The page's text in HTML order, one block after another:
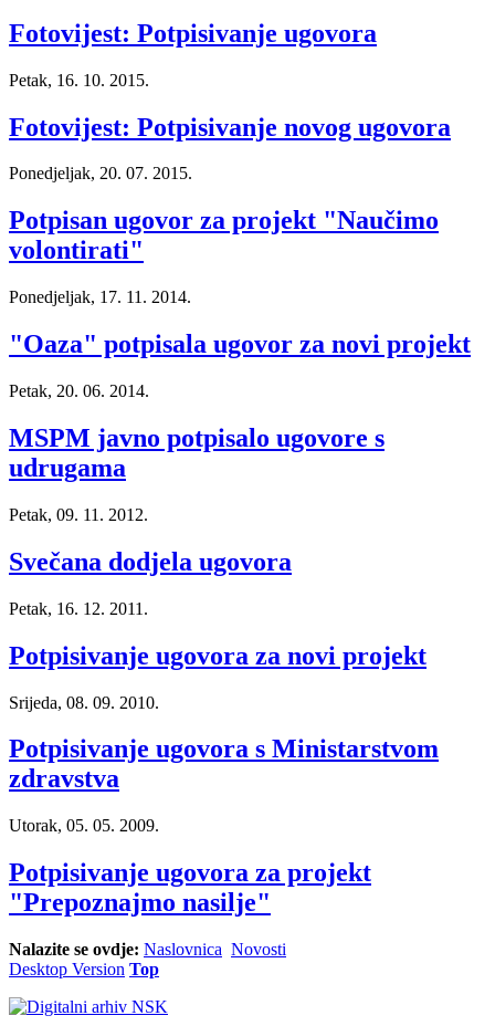
Fotovijest: Potpisivanje ugovora
Petak, 16. 10. 2015.
Fotovijest: Potpisivanje novog ugovora
Ponedjeljak, 20. 07. 2015.
Potpisan ugovor za projekt "Naučimo
volontirati"
Ponedjeljak, 17. 11. 2014.
"Oaza" potpisala ugovor za novi projekt
Petak, 20. 06. 2014.
MSPM javno potpisalo ugovore s
udrugama
Petak, 09. 11. 2012.
Svečana dodjela ugovora
Petak, 16. 12. 2011.
Potpisivanje ugovora za novi projekt
Srijeda, 08. 09. 2010.
Potpisivanje ugovora s Ministarstvom
zdravstva
Utorak, 05. 05. 2009.
Potpisivanje ugovora za projekt
"Prepoznajmo nasilje"
Nalazite se ovdje: Naslovnica Novosti
Desktop Version Top